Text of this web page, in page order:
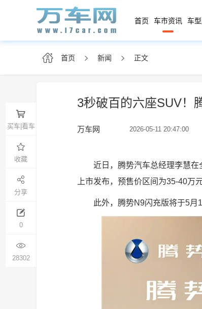
首页 车市资讯 车
首页 新闻 正文
3秒破百的六座SUV！
万车网 2026-05-11 20:47:00
买车|看车
收藏
分享
0
28302
近日，腾势汽车总经理李慧
上市发布，预售价区间为35-40万
此外，腾势N9闪充版将于5月